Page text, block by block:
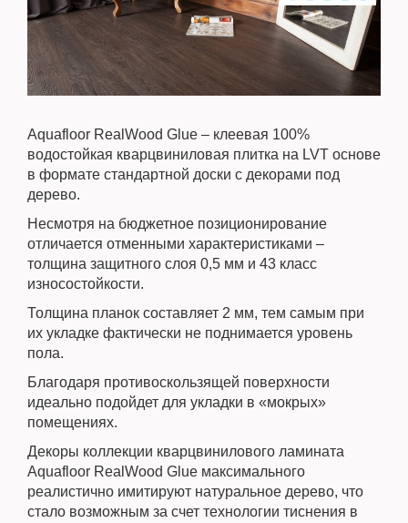
Aquafloor RealWood Glue – клеевая 100%
водостойкая кварцвиниловая плитка на LVT основе
в формате стандартной доски с декорами под
дерево.
Несмотря на бюджетное позиционирование
отличается отменными характеристиками –
толщина защитного слоя 0,5 мм и 43 класс
износостойкости.
Толщина планок составляет 2 мм, тем самым при
их укладке фактически не поднимается уровень
пола.
Благодаря противоскользящей поверхности
идеально подойдет для укладки в «мокрых»
помещениях.
Декоры коллекции кварцвинилового ламината
Aquafloor RealWood Glue максимального
реалистично имитируют натуральное дерево, что
стало возможным за счет технологии тиснения в